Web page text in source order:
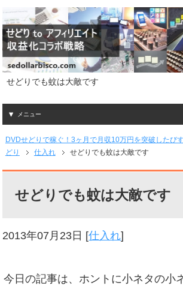
せどりでも蚊は大敵です
メニュー
DVDせどりで稼ぐ！3ヶ月で月収10万円を突破したび
どり
仕入れ せどりでも蚊は大敵です
せどりでも蚊は大敵です
2013年07月23日 [仕入れ]
今日の記事は、ホントに小ネタの小